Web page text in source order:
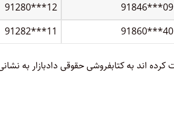
91280***12
91846***09
91282***11
91860***40